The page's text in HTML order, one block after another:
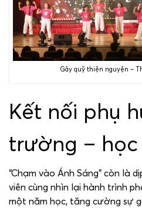
Gây quỹ thiện nguyện –
Kết nối phụ
trường – học
“Chạm vào Ánh Sáng” còn là
viên cùng nhìn lại hành trình
một năm học, tăng cường sự